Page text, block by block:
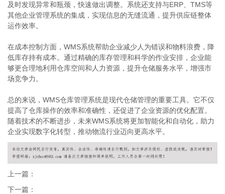
及时发现异常和瓶颈，快速做出调整。系统还支持与ERP、TMS等
其他企业管理系统的集成，实现信息的无缝流通，提升供应链整体
运作效率。
在成本控制方面，WMS系统帮助企业减少人为错误和物料浪费，降
低库存持有成本。通过精确的库存管理和科学的作业安排，企业能
够更合理地利用仓库空间和人力资源，提升仓储服务水平，增强市
场竞争力。
总的来说，WMS仓库管理系统是现代仓储管理的重要工具。它不仅
提高了仓库操作的效率和准确性，还促进了企业资源的优化配置。
随着技术的不断进步，未来WMS系统将更加智能化和自动化，助力
企业实现数字化转型，推动物流行业迈向更高水平。
上一篇：
下一篇：